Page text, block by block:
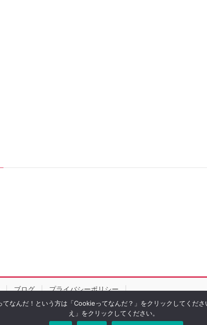
ブログ プライバシーポリシー
© ルビーパソコン教室｜徳島市｜あなたのペースで学習できます All
なんだ！という方は「Cookieってなんだ？」をクリックしてくだ
え」をクリックしてください。